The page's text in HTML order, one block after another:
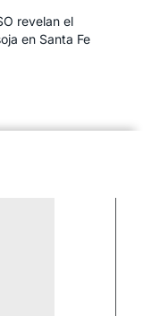
revelan el
en Santa Fe